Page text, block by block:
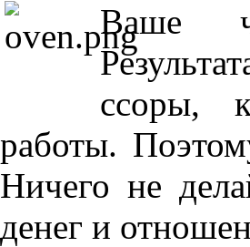
Ваше
ссоры,
работы.
Ничего не
денег и